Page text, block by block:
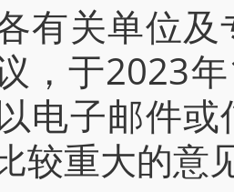
关单位及
，于2023
电子邮件
较重大的意